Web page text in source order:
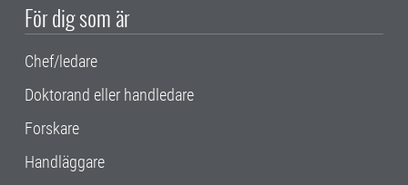
För dig som är
Chef/ledare
Doktorand eller handledare
Forskare
Handläggare